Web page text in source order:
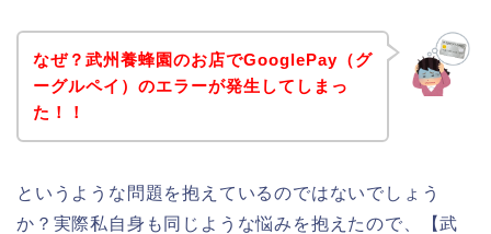
なぜ？武州養蜂園のお店でGooglePay（グ
ーグルペイ）のエラーが発生してしまっ
た！！
というような問題を抱えているのではないでしょう
か？実際私自身も同じような悩みを抱えたので、【武